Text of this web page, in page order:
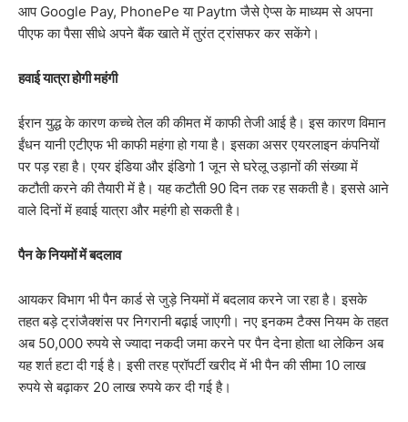
आप Google Pay, PhonePe या Paytm जैसे ऐप्स के माध्यम से अपना
पीएफ का पैसा सीधे अपने बैंक खाते में तुरंत ट्रांसफर कर सकेंगे।
हवाई यात्रा होगी महंगी
ईरान युद्ध के कारण कच्चे तेल की कीमत में काफी तेजी आई है। इस कारण विमान
ईंधन यानी एटीएफ भी काफी महंगा हो गया है। इसका असर एयरलाइन कंपनियों
पर पड़ रहा है। एयर इंडिया और इंडिगो 1 जून से घरेलू उड़ानों की संख्या में
कटौती करने की तैयारी में है। यह कटौती 90 दिन तक रह सकती है। इससे आने
वाले दिनों में हवाई यात्रा और महंगी हो सकती है।
पैन के नियमों में बदलाव
आयकर विभाग भी पैन कार्ड से जुड़े नियमों में बदलाव करने जा रहा है। इसके
तहत बड़े ट्रांजैक्शंस पर निगरानी बढ़ाई जाएगी। नए इनकम टैक्स नियम के तहत
अब 50,000 रुपये से ज्यादा नकदी जमा करने पर पैन देना होता था लेकिन अब
यह शर्त हटा दी गई है। इसी तरह प्रॉपर्टी खरीद में भी पैन की सीमा 10 लाख
रुपये से बढ़ाकर 20 लाख रुपये कर दी गई है।